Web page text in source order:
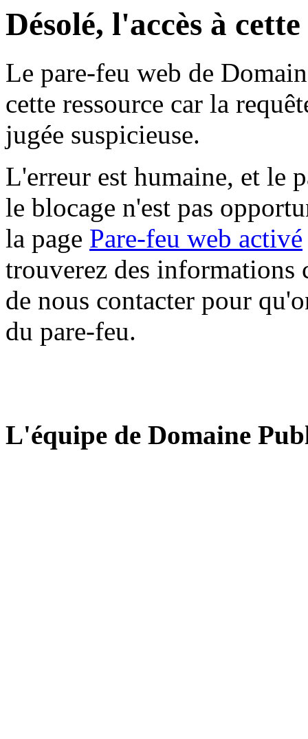
Désolé, l'accès à
Le pare-feu web de
cette ressource car la
jugée suspicieuse.
L'erreur est humaine, et le
le blocage n'est pas
la page Pare-feu web activé
trouverez des informations
de nous contacter pour
du pare-feu.
L'équipe de Domaine